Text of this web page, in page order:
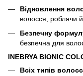
Відновлення
волосся, роблячи
Безпечну
безпечна для
INEBRYA BIONIC
Всіх типів